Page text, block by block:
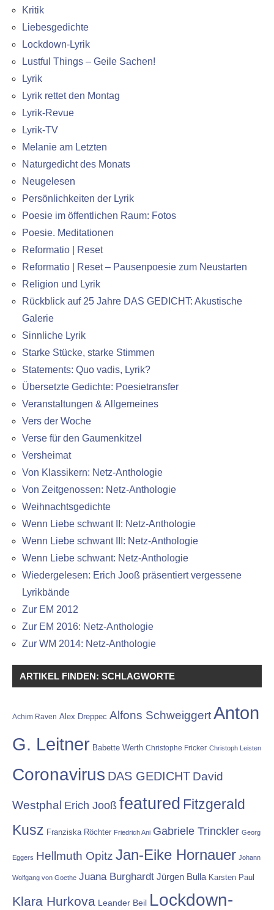
Kritik
Liebesgedichte
Lockdown-Lyrik
Lustful Things – Geile Sachen!
Lyrik
Lyrik rettet den Montag
Lyrik-Revue
Lyrik-TV
Melanie am Letzten
Naturgedicht des Monats
Neugelesen
Persönlichkeiten der Lyrik
Poesie im öffentlichen Raum: Fotos
Poesie. Meditationen
Reformatio | Reset
Reformatio | Reset – Pausenpoesie zum Neustarten
Religion und Lyrik
Rückblick auf 25 Jahre DAS GEDICHT: Akustische
Galerie
Sinnliche Lyrik
Starke Stücke, starke Stimmen
Statements: Quo vadis, Lyrik?
Übersetzte Gedichte: Poesietransfer
Veranstaltungen & Allgemeines
Vers der Woche
Verse für den Gaumenkitzel
Versheimat
Von Klassikern: Netz-Anthologie
Von Zeitgenossen: Netz-Anthologie
Weihnachtsgedichte
Wenn Liebe schwant II: Netz-Anthologie
Wenn Liebe schwant III: Netz-Anthologie
Wenn Liebe schwant: Netz-Anthologie
Wiedergelesen: Erich Jooß präsentiert vergessene
Lyrikbände
Zur EM 2012
Zur EM 2016: Netz-Anthologie
Zur WM 2014: Netz-Anthologie
ARTIKEL FINDEN: SCHLAGWORTE
Achim Raven Alex Dreppec Alfons SchweiggertAnton
G. Leitner Babette Werth Christophe Fricker Christoph Leisten
Coronavirus DAS GEDICHT David
Westphal Erich Jooß featured Fitzgerald
Kusz Franziska Röchter Friedrich Ani Gabriele Trinckler Georg
Eggers Hellmuth Opitz Jan-Eike Hornauer Johann
Wolfgang von Goethe Juana Burghardt Jürgen Bulla Karsten Paul
Klara Hurkova Leander Beil Lockdown-